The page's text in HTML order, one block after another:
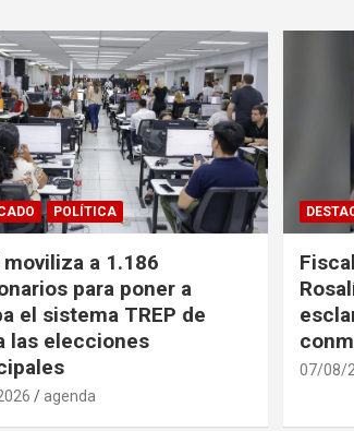
POLÍTICA
moviliza a 1.186
para poner a
el sistema TREP de
las elecciones
agenda
07/08/